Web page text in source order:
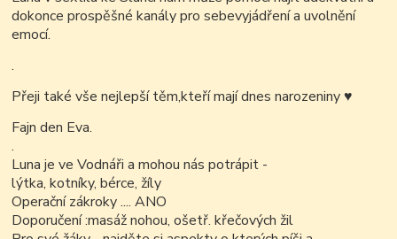
dokonce prospěšné kanály pro sebevyjádření a uvolnění
emocí.
.
Přeji také vše nejlepší těm,kteří mají dnes narozeniny♥
Fajn den Eva.
.
Luna je ve Vodnáři a mohou nás potrápit -
lýtka, kotníky, bérce, žíly
Operační zákroky .... ANO
Doporučení :masáž nohou, ošetř. křečových žil